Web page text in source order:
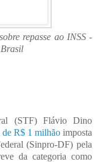
repasse ao INSS -
(STF) Flávio Dino
de R$ 1 milhãoimposta
(Sinpro-DF) pela
da categoria como